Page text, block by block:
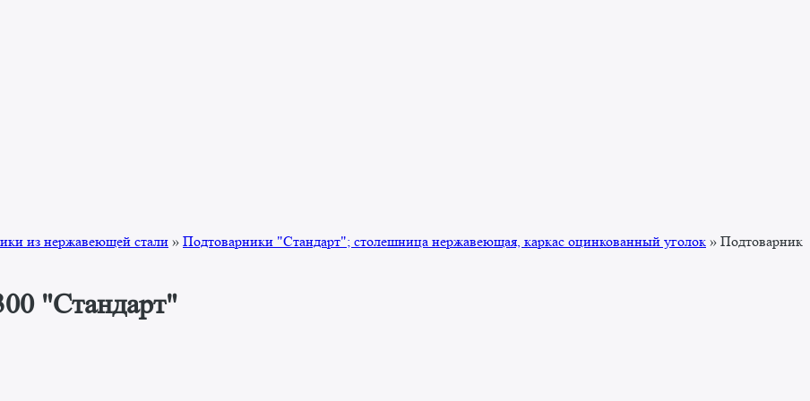
из нержавеющей стали » Подтоварники "Стандарт"; столешница нержавеющая, каркас оцинкованный уголок » Подтоварник
"Стандарт"